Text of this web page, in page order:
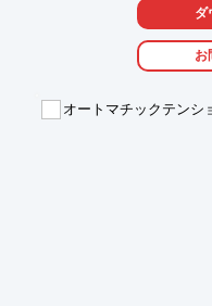
ホットフォルダ起動（フ
また、フルスクラッチの
合わせて、柔軟に処理工程
ダ
お
オートマチックテンシ